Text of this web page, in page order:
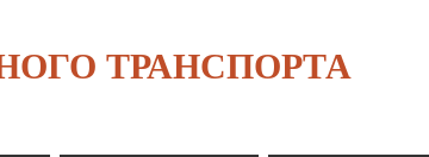
ТРАНСПОРТА